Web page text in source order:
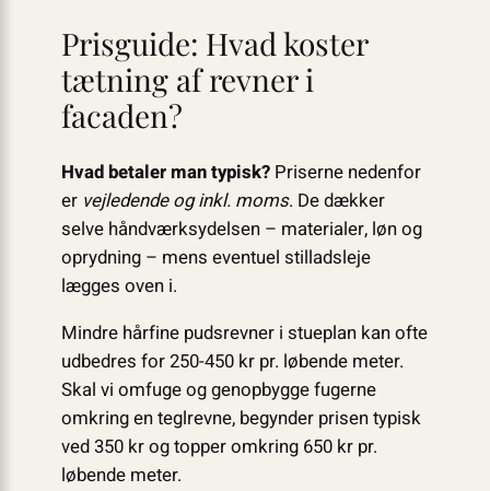
Prisguide: Hvad koster
tætning af revner i
facaden?
Hvad betaler man typisk?Priserne nedenfor
er vejledende og inkl. moms. De dækker
selve håndværksydelsen – materialer, løn og
oprydning – mens eventuel stilladsleje
lægges oven i.
Mindre hårfine pudsrevner i stueplan kan ofte
udbedres for 250-450 kr pr. løbende meter.
Skal vi omfuge og genopbygge fugerne
omkring en teglrevne, begynder prisen typisk
ved 350 kr og topper omkring 650 kr pr.
løbende meter.